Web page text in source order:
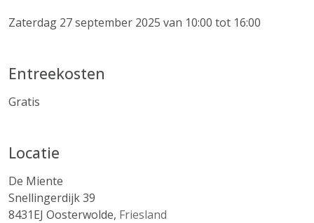
Zaterdag 27 september 2025 van 10:00 tot 16:00
Entreekosten
Gratis
Locatie
De Miente
Snellingerdijk 39
8431EJ Oosterwolde, Friesland